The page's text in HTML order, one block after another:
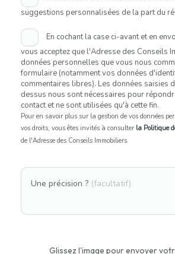
suggestions personnalisées de la part du
En cochant la case ci-avant et en
vous acceptez que l'Adresse des Conseils
données personnelles que vous nous
formulaire (notamment vos données
commentaires libres). Les données saisies
dessus nous sont nécessaires pour
contact et ne sont utilisées qu'à cette fin.
Pour en savoir plus sur la gestion de vos données
vos droits, vous êtes invités à consulter la Politique
de l'Adresse des Conseils Immobiliers.
Une précision ? (facultatif)
Glissez l'image pour envoyer